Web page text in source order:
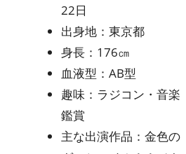
22日
出身地：東京都
身長：176㎝
血液型：AB型
趣味：ラジコン・音楽
鑑賞
主な出演作品：金色の